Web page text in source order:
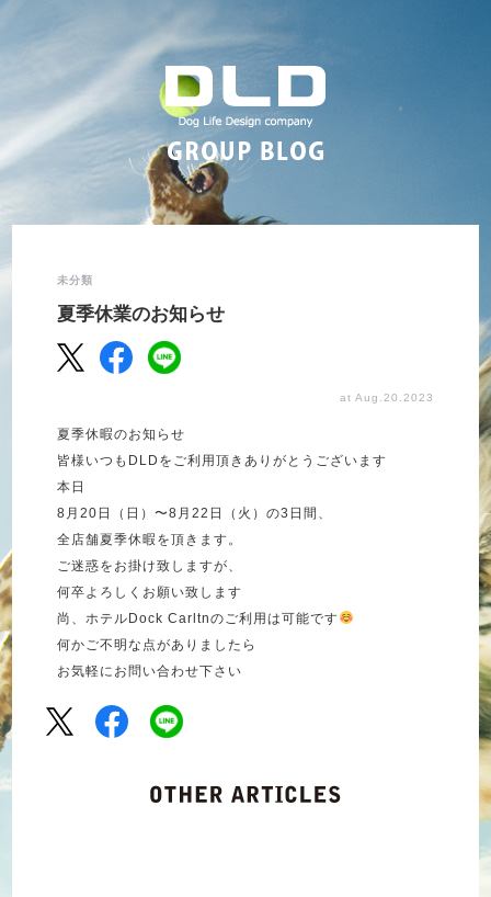
未分類
夏季休業のお知らせ
at Aug.20.2023
夏季休暇のお知らせ
皆様いつも DLD をご利用頂きありがとうございます
本日
8 月 20 日（日）〜8 月 22 日（火）の3 日間、
全店舗夏季休暇を頂きます。
ご迷惑をお掛け致しますが、
何卒よろしくお願い致します
尚、ホテル Dock Carltnのご利用は可能です
何かご不明な点がありましたら
お気軽にお問い合わせ下さい